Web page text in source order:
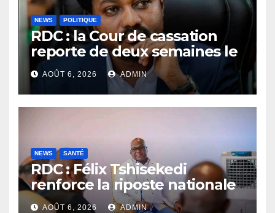
NEWS POLITIQUE
RDC : la Cour de cassation
reporte de deux semaines le
procès Frivao
AOÛT 6, 2026 ADMIN
NEWS SANTÉ
RDC : Félix Tshisekedi
renforce la riposte nationale
contre l’épidémie d’Ebola
AOÛT 6, 2026 ADMIN